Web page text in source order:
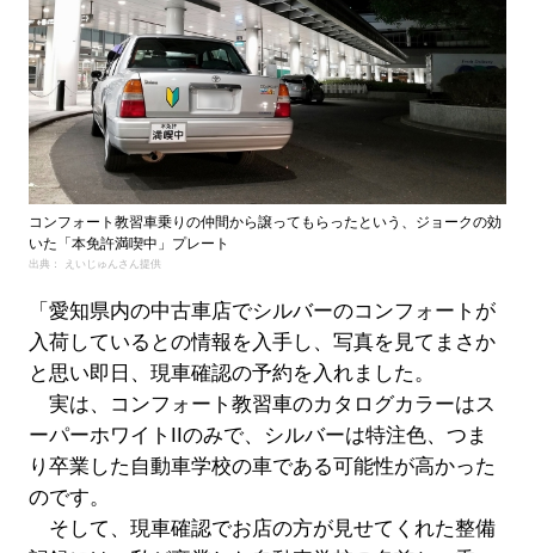
コンフォート教習車乗りの仲間から譲ってもらったという、ジョークの効
いた「本免許満喫中」プレート
出典： えいじゅんさん提供
「愛知県内の中古車店でシルバーのコンフォートが
入荷しているとの情報を入手し、写真を見てまさか
と思い即日、現車確認の予約を入れました。
実は、コンフォート教習車のカタログカラーはス
ーパーホワイトIIのみで、シルバーは特注色、つま
り卒業した自動車学校の車である可能性が高かった
のです。
そして、現車確認でお店の方が見せてくれた整備